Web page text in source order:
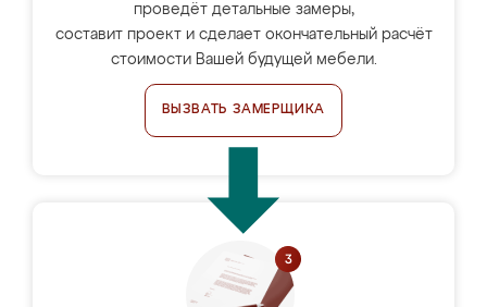
проведёт детальные замеры,
составит проект и сделает окончательный расчёт
стоимости Вашей будущей мебели.
ВЫЗВАТЬ ЗАМЕРЩИКА